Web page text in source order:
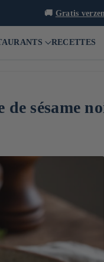
🚚 Gratis
RECETTES
de sésame